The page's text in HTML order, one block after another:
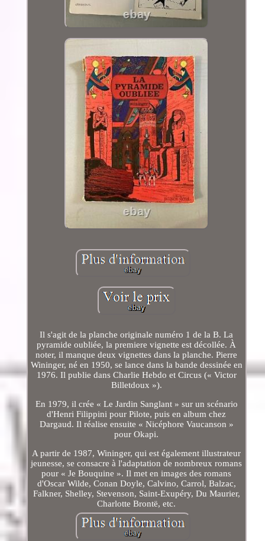
Il s'agit de la planche originale numéro 1 de la B. La
pyramide oubliée, la premiere vignette est décollée. À
noter, il manque deux vignettes dans la planche. Pierre
Wininger, né en 1950, se lance dans la bande dessinée en
1976. Il publie dans Charlie Hebdo et Circus (« Victor
Billetdoux »).
En 1979, il crée « Le Jardin Sanglant » sur un scénario
d'Henri Filippini pour Pilote, puis en album chez
Dargaud. Il réalise ensuite « Nicéphore Vaucanson »
pour Okapi.
A partir de 1987, Wininger, qui est également illustrateur
jeunesse, se consacre à l'adaptation de nombreux romans
pour « Je Bouquine ». Il met en images des romans
d'Oscar Wilde, Conan Doyle, Calvino, Carrol, Balzac,
Falkner, Shelley, Stevenson, Saint-Exupéry, Du Maurier,
Charlotte Brontë, etc.